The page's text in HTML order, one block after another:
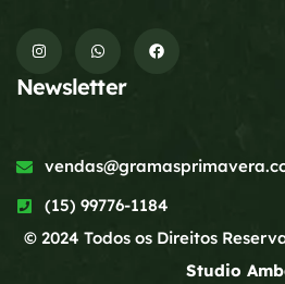
Newsletter
(15) 99776-1184
© 2024 Todos os Direitos
Studio